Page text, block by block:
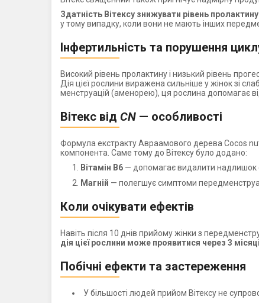
Здатність Вітексу знижувати рівень
у тому випадку, коли вони не мають інших
Інфертильність та порушення
Високий рівень пролактину і низький рівень
Дія цієї рослини виражена сильніше у жінок зі
менструацій (аменорею), ця рослина допомагає
Вітекс від CN — особливості
Формула екстракту Авраамового дерева Cocos
компонента. Саме тому до Вітексу було додано:
Вітамін В6 — допомагає видалити надлишок
Магній — полегшує симптоми
Коли очікувати ефектів
Навіть після 10 днів прийому жінки з
дія цієї рослини може проявитися через 3 місяці
Побічні ефекти та застереження
У більшості людей прийом Вітексу не